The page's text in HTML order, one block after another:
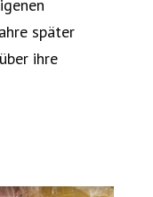
später
ihre